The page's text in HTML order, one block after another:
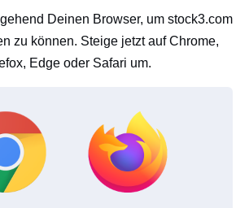
Deinen Browser, um stock3.com
zu können. Steige jetzt auf Chrome,
Edge oder Safari um.